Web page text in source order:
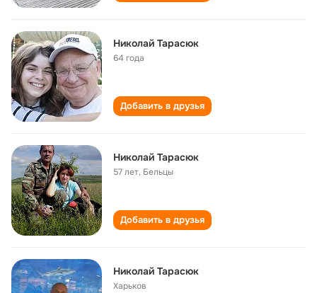
Николай Тарасюк
64 года
Добавить в друзья
Николай Тарасюк
57 лет, Бельцы
Добавить в друзья
Николай Тарасюк
Харьков